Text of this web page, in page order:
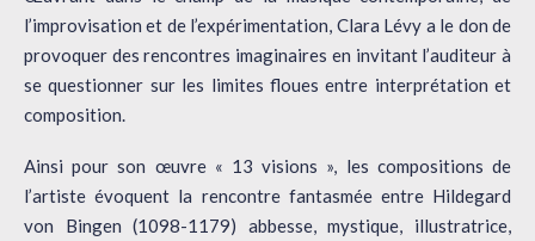
l’improvisation et de l’expérimentation, Clara Lévy a le don de
provoquer des rencontres imaginaires en invitant l’auditeur à
se questionner sur les limites floues entre interprétation et
composition.
Ainsi pour son œuvre « 13 visions », les compositions de
l’artiste évoquent la rencontre fantasmée entre Hildegard
von Bingen (1098-1179) abbesse, mystique, illustratrice,